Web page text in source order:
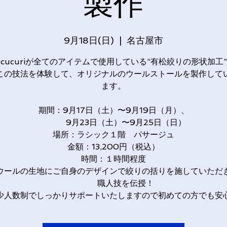
9月18日(日) 名古屋市
cucuriが全てのアイテムで使用している”有松絞りの形状加工”
の技法を体験して、オリジナルのウールストールを製作して
ます。
期間：9月17日（土）〜9月19日（月）、
9月23日（土）〜9月25日（日）
場所：ラシック１階 パサージュ
金額：13,200円（税込）
時間：１時間程度
ールの生地にご自身のデザインで絞りの括りを施していただ
職人技を伝授！